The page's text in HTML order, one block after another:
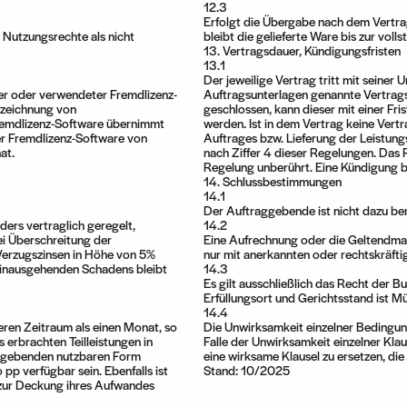
als nicht
oder verwendeter Fremdlizenz-
von
Software übernimmt
Fremdlizenz-Software von
vertraglich geregelt,
Überschreitung der
in Höhe von 5%
Schadens bleibt
Zeitraum als einen Monat, so
Teilleistungen in
nutzbaren Form
verfügbar sein. Ebenfalls ist
Deckung ihres Aufwandes
12.3
Erfolgt die Übergabe nach dem
bleibt die gelieferte Ware bis zur
13. Vertragsdauer, Kündigungsfristen
13.1
Der jeweilige Vertrag tritt mit seiner
Auftragsunterlagen genannte
geschlossen, kann dieser mit einer
werden. Ist in dem Vertrag keine
Auftrages bzw. Lieferung der
nach Ziffer 4 dieser Regelungen.
Regelung unberührt. Eine Kündigung
14. Schlussbestimmungen
14.1
Der Auftraggebende ist nicht dazu
14.2
Eine Aufrechnung oder die
nur mit anerkannten oder
14.3
Es gilt ausschließlich das Recht der
Erfüllungsort und Gerichtsstand ist
14.4
Die Unwirksamkeit einzelner
Falle der Unwirksamkeit einzelner
eine wirksame Klausel zu ersetzen,
Stand: 10/2025